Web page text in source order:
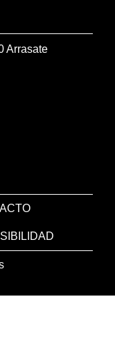
Arrasate